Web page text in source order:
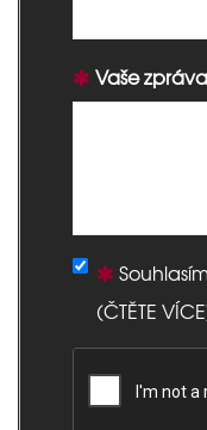
Vaše
(ČTĚTE VÍCE